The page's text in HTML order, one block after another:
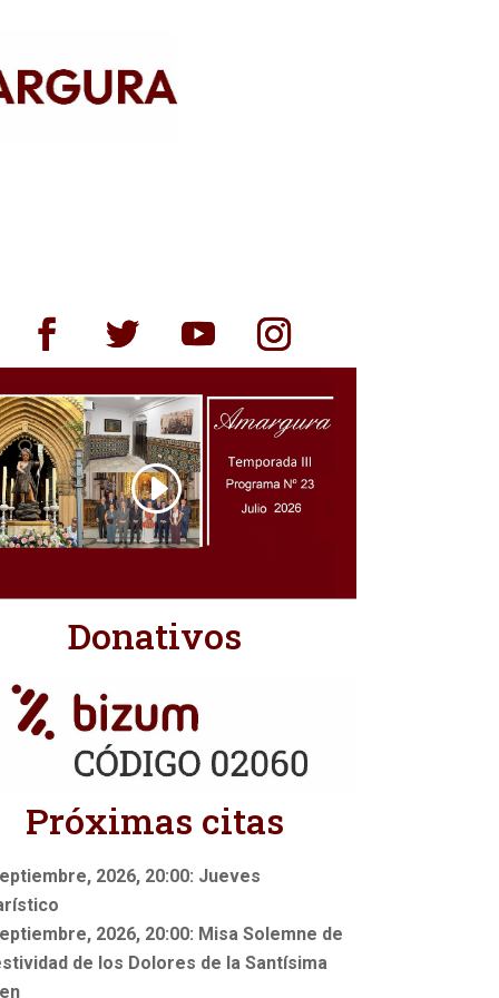
Donativos
Próximas citas
2026, 20:00: Jueves
2026, 20:00: Misa Solemne de
de los Dolores de la Santísima